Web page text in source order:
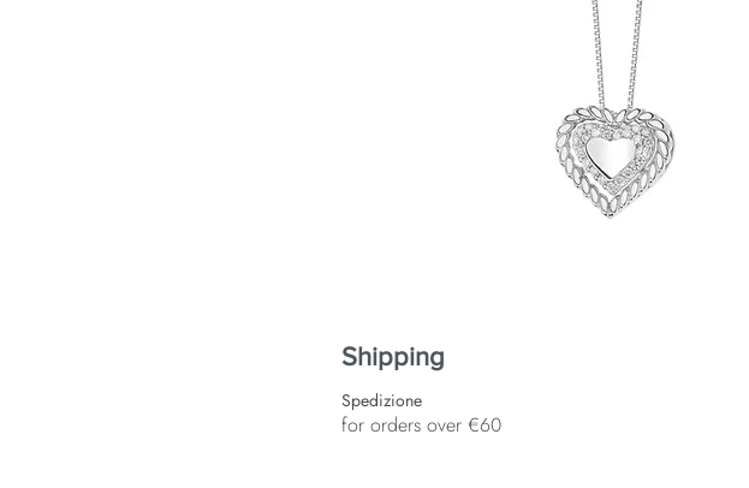
Shipping
Spedizione
for orders over €60